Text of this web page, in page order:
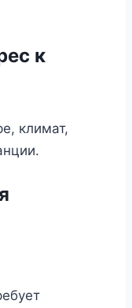
к
климат,